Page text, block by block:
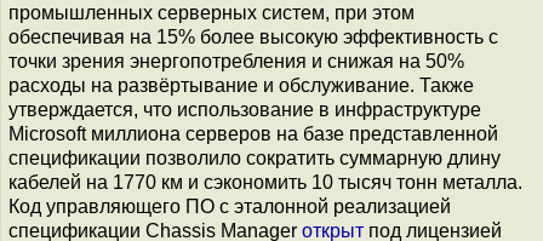
промышленных серверных систем, при этом
обеспечивая на 15% более высокую эффективность с
точки зрения энергопотребления и снижая на 50%
расходы на развёртывание и обслуживание. Также
утверждается, что использование в инфраструктуре
Microsoft миллиона серверов на базе представленной
спецификации позволило сократить суммарную длину
кабелей на 1770 км и сэкономить 10 тысяч тонн металла.
Код управляющего ПО с эталонной реализацией
спецификации Chassis Manager открыт под лицензией